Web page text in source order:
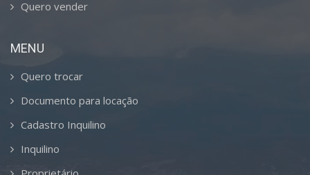
Quero vender
MENU
Quero trocar
Documento para locação
Cadastro Inquilino
Inquilino